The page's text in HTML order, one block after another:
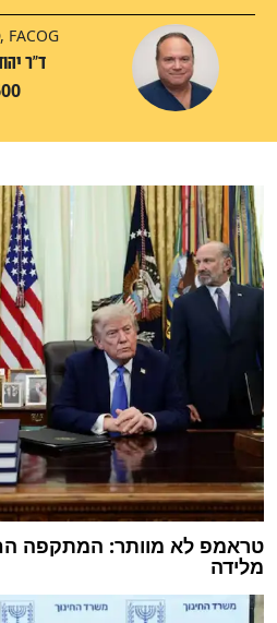
FACOG
ד"ר
טראמפ לא מוותר: המתקפה
מלידה